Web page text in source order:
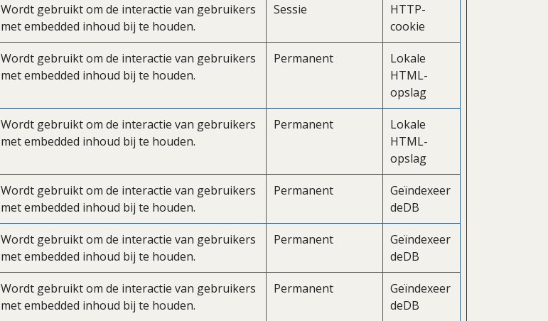
Wordt gebruikt om de interactie van gebruikers
met embedded inhoud bij te houden.
Sessie
HTTP-
cookie
Wordt gebruikt om de interactie van gebruikers
met embedded inhoud bij te houden.
Permanent
Lokale
HTML-
opslag
Wordt gebruikt om de interactie van gebruikers
met embedded inhoud bij te houden.
Permanent
Lokale
HTML-
opslag
Wordt gebruikt om de interactie van gebruikers
met embedded inhoud bij te houden.
Permanent
Geïndexeer
deDB
Wordt gebruikt om de interactie van gebruikers
met embedded inhoud bij te houden.
Permanent
Geïndexeer
deDB
Wordt gebruikt om de interactie van gebruikers
met embedded inhoud bij te houden.
Permanent
Geïndexeer
deDB